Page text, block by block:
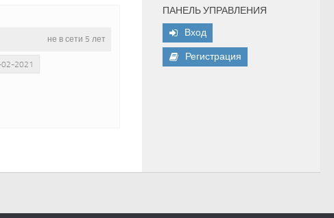
не в сети 5 лет
02-2021
ПАНЕЛЬ УПРАВЛЕНИЯ
Вход
Регистрация